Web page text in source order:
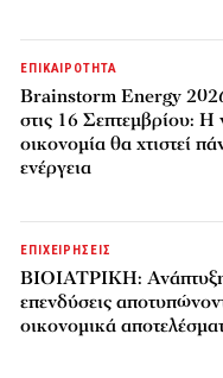
ΕΠΙΚΑΙΡΟΤΗΤΑ
Brainstorm Energy
στις 16 Σεπτεμβρίου: Η
οικονομία θα χτιστεί
ενέργεια
ΕΠΙΧΕΙΡΗΣΕΙΣ
ΒΙΟΙΑΤΡΙΚΗ:
επενδύσεις
οικονομικά